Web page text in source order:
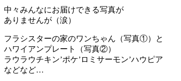
中々みんなにお届けできる写真が
ありませんが（涙）
フラシスターの家のワンちゃん（写真①）と
ハワイアンプレート（写真②）
ラウラウチキン’ポケ’ロミサーモン’ハウピア
などなど…